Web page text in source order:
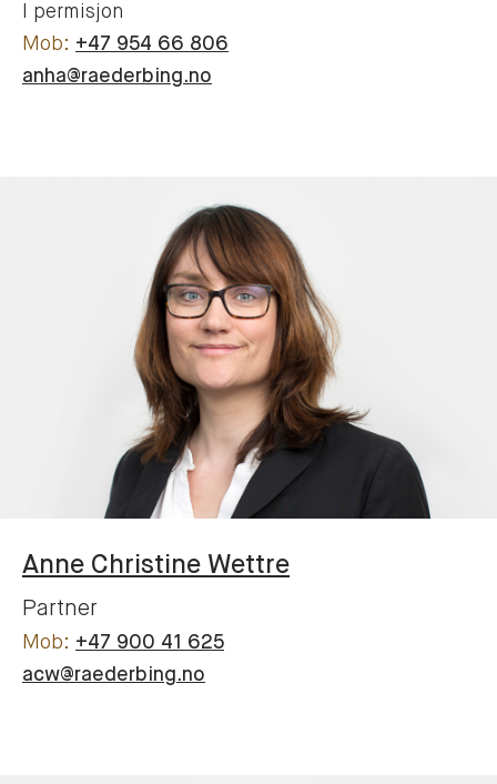
I permisjon
+47 954 66 806
anha@raederbing.no
Anne Christine Wettre
Partner
+47 900 41 625
acw@raederbing.no